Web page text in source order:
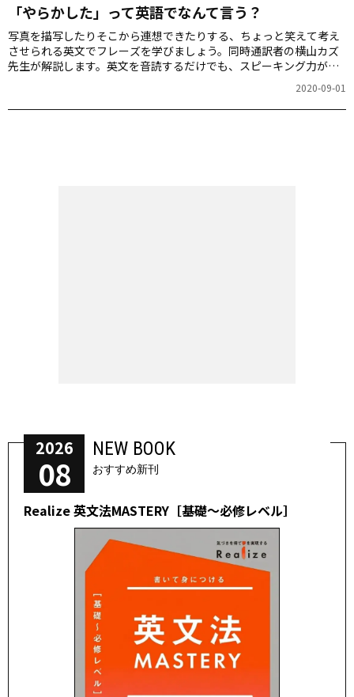
「やらかした」って英語でなんて言う？
写真を描写したりそこから連想できたりする、ちょっと笑えて考え
させられる英文でフレーズを学びましょう。同時通訳者の横山カズ
先生が解説します。英文を音読するだけでも、スピーキング力が上
2020-09-01
2026
08
NEW BOOK
おすすめ新刊
Realize 英文法MASTERY［基礎～必修レベル］